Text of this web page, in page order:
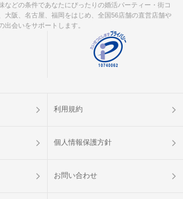
などの条件であなたにぴったりの婚活パーティー・街コ
大阪、名古屋、福岡をはじめ、全国56店舗の直営店舗や
出会いをサポートします。
利用規約
個人情報保護方針
お問い合わせ